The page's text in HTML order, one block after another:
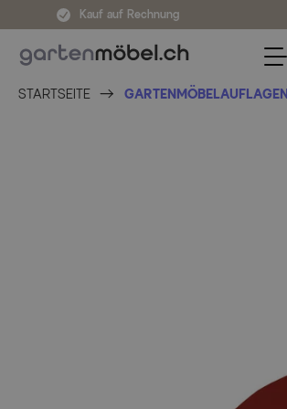
Zum Inhalt springenKauf auf Rechnung
STARTSEITE GARTENMÖBELAUFLAGEN